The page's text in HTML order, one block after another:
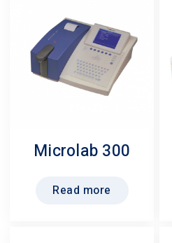
Microlab 300
Read more